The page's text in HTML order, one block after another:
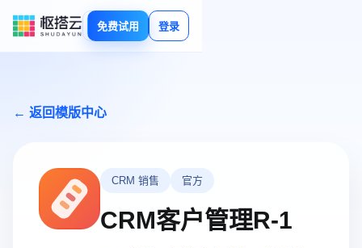
免费试用 登录
← 返回模版中心
CRM 销售 官方
CRM客户管理R-1